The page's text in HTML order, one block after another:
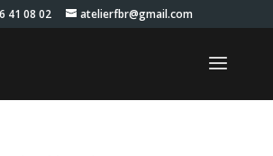
41 08 02 atelierfbr@gmail.com